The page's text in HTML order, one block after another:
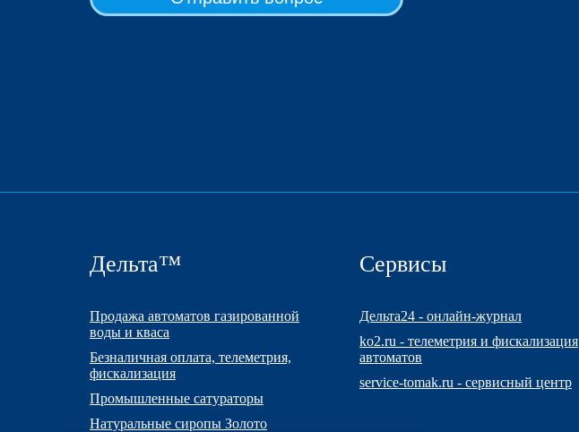
Дельта™
Продажа автоматов газированной
воды и кваса
Безналичная оплата, телеметрия,
фискализация
Промышленные сатураторы
Натуральные сиропы Золото
Сервисы
Дельта24 - онлайн-журнал
ko2.ru - телеметрия и фискализация
автоматов
service-tomak.ru - сервисный центр